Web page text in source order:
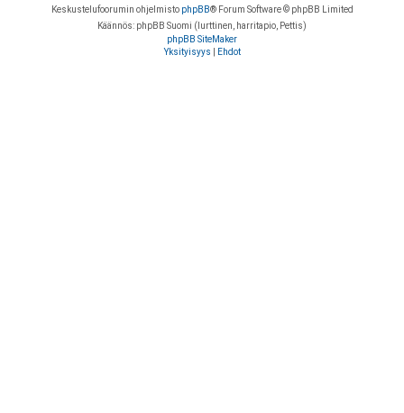
Keskustelufoorumin ohjelmisto phpBB® Forum Software © phpBB Limited
Käännös: phpBB Suomi (lurttinen, harritapio, Pettis)
phpBB SiteMaker
Yksityisyys
Ehdot